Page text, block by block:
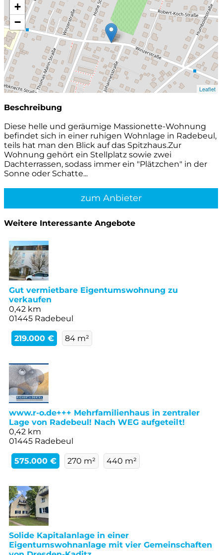
+
−
Leaflet
Beschreibung
Diese helle und geräumige Massionette-Wohnung
befindet sich in einer ruhigen Wohnlage in Radebeul,
teils hat man den Blick auf das Spitzhaus.Zur
Wohnung gehört ein Stellplatz sowie zwei
Dachterrassen, sodass immer ein "Plätzchen" in der
Sonne oder Schatte...
zum Anbieter
Weitere Interessante Angebote
Gut vermietbare Eigentumswohnung zu
verkaufen
0,42 km
01445 Radebeul
219.000 € 84 m²
www.r-o.de+++ Mehrfamilienhaus in zentraler
Lage von Radebeul! Nach WEG aufgeteilt!
0,42 km
01445 Radebeul
575.000 € 270 m² 440 m²
Solide Kapitalanlage in einer
Eigentumswohnanlage mit vier Gemeinschaften